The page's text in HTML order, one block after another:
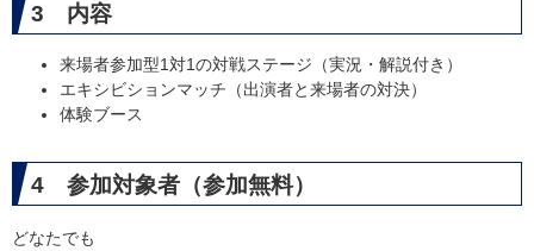
3 内容
来場者参加型1対1の対戦ステージ（実況・解説付き）
エキシビションマッチ（出演者と来場者の対決）
体験ブース
4 参加対象者（参加無料）
どなたでも